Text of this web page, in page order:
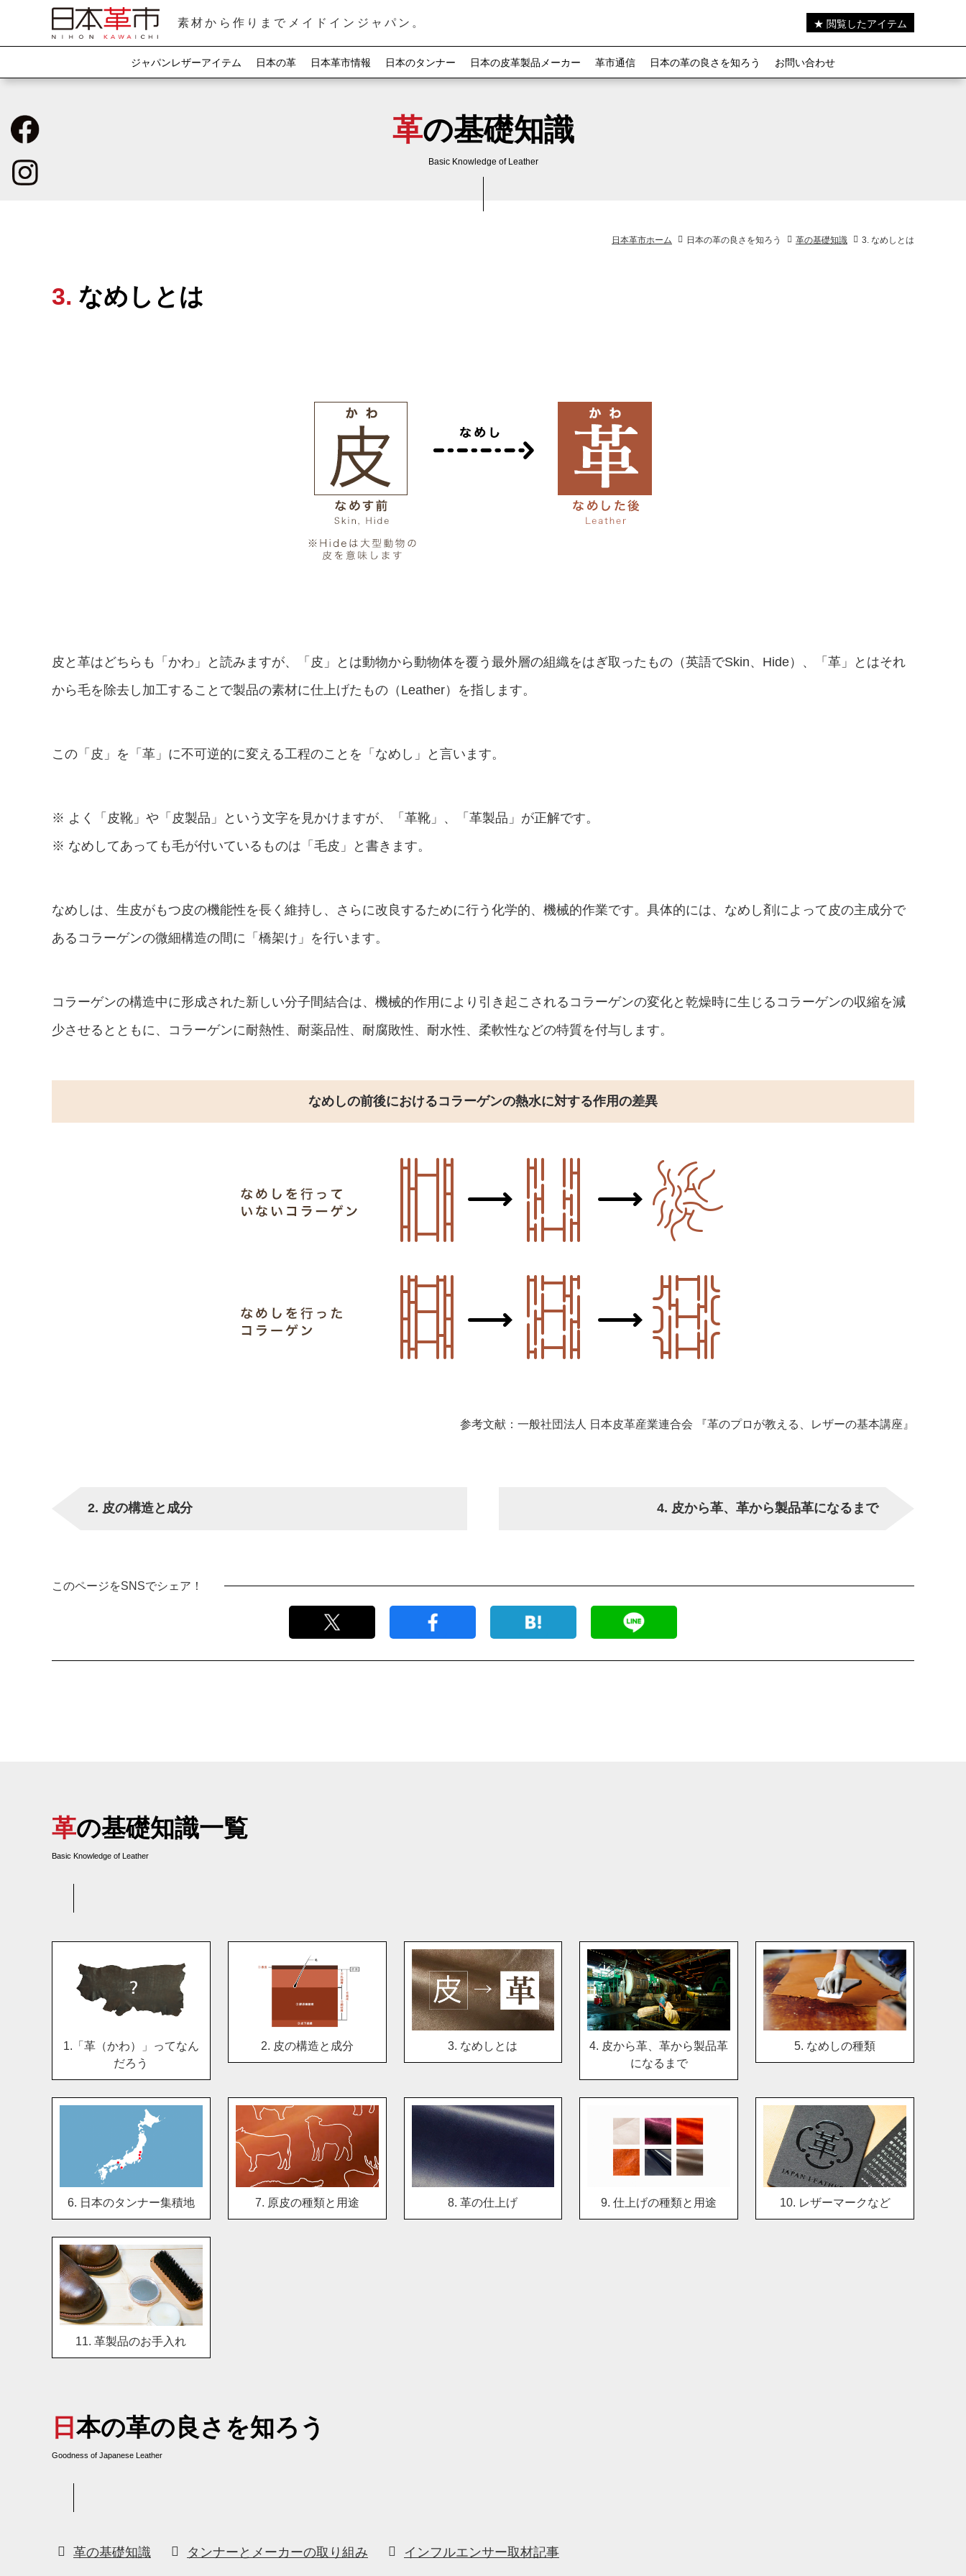
素材から作りまでメイドインジャパン。 ★ 閲覧したアイテム
ジャパンレザーアイテム 日本の革 日本革市情報 日本のタンナー 日本の皮革製品メーカー 革市通信 日本の革の良さを知ろう お問い合わせ
革の基礎知識
Basic Knowledge of Leather
日本革市ホーム 日本の革の良さを知ろう 革の基礎知識 3. なめしとは
3. なめしとは
皮と革はどちらも「かわ」と読みますが、「皮」とは動物から動物体を覆う最外層の組織をはぎ取ったもの（英語でSkin、Hide）、「革」とはそれ
から毛を除去し加工することで製品の素材に仕上げたもの（Leather）を指します。
この「皮」を「革」に不可逆的に変える工程のことを「なめし」と言います。
※ よく「皮靴」や「皮製品」という文字を見かけますが、「革靴」、「革製品」が正解です。
※ なめしてあっても毛が付いているものは「毛皮」と書きます。
なめしは、生皮がもつ皮の機能性を長く維持し、さらに改良するために行う化学的、機械的作業です。具体的には、なめし剤によって皮の主成分で
あるコラーゲンの微細構造の間に「橋架け」を行います。
コラーゲンの構造中に形成された新しい分子間結合は、機械的作用により引き起こされるコラーゲンの変化と乾燥時に生じるコラーゲンの収縮を減
少させるとともに、コラーゲンに耐熱性、耐薬品性、耐腐敗性、耐水性、柔軟性などの特質を付与します。
なめしの前後におけるコラーゲンの熱水に対する作用の差異
参考文献：一般社団法人 日本皮革産業連合会 『革のプロが教える、レザーの基本講座』
2. 皮の構造と成分 4. 皮から革、革から製品革になるまで
このページをSNSでシェア！
革の基礎知識一覧
Basic Knowledge of Leather
1.「革（かわ）」ってなん
だろう
2. 皮の構造と成分 3. なめしとは
4. 皮から革、革から製品革
になるまで
5. なめしの種類
6. 日本のタンナー集積地 7. 原皮の種類と用途 8. 革の仕上げ 9. 仕上げの種類と用途 10. レザーマークなど
11. 革製品のお手入れ
日本の革の良さを知ろう
Goodness of Japanese Leather
革の基礎知識 タンナーとメーカーの取り組み インフルエンサー取材記事